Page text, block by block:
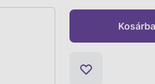
Kosárba